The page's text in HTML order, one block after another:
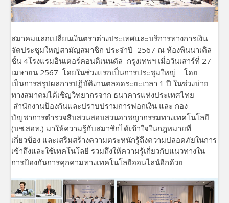
สมาคมแลกเปลี่ยนเงินตราต่างประเทศและบริการทางการเงิน
จัดประชุมใหญ่สามัญสมาชิก ประจำปี 2567 ณ ห้องพินนาเคิล
ชั้น 4โรงแรมอินเตอร์คอนติเนนตัล กรุงเทพฯ เมื่อวันเสาร์ที่ 27
เมษายน 2567 โดยในช่วงแรกเป็นการประชุมใหญ่ โดย
เป็นการสรุปผลการปฏิบัติงานตลอดระยะเวลา 1 ปี ในช่วงบ่าย
ทางสมาคมได้เชิญวิทยากรจาก ธนาคารแห่งประเทศไทย
สำนักงานป้องกันและปราบปรามการฟอกเงิน และ กอง
บัญชาการตำรวจสืบสวนสอบสวนอาชญากรรมทางเทคโนโลยี
(บช.สอท.) มาให้ความรู้กับสมาชิกได้เข้าใจในกฎหมายที่
เกี่ยวข้อง และเสริมสร้างความตระหนักรู้ถึงความปลอดภัยในการ
เข้าถึงและใช้เทคโนโลยี รวมถึงให้ความรู้เกี่ยวกับแนวทางใน
การป้องกันการคุกคามทางเทคโนโลยีออนไลน์อีกด้วย